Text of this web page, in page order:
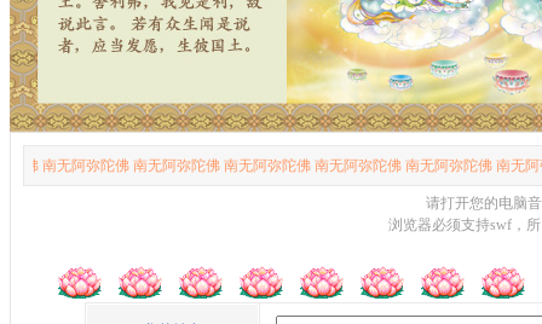
南无阿弥陀佛 南无阿弥陀佛 南无阿弥陀佛 南无阿弥陀佛 南无阿弥陀佛 南无阿
请打开您的电脑
浏览器必须支持swf，